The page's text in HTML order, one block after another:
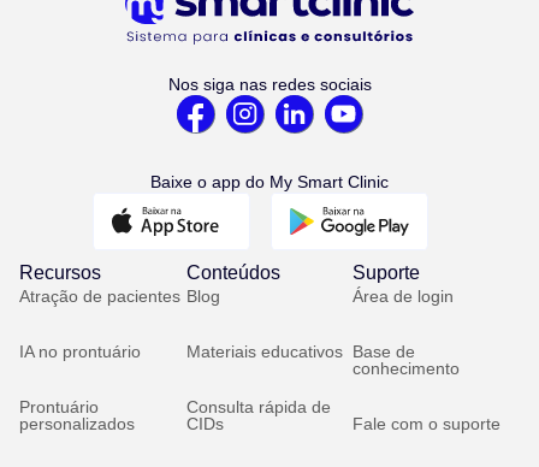
Nos siga nas redes sociais
Baixe o app do My Smart Clinic
Recursos
Atração de pacientes
IA no prontuário
Prontuário
personalizados
Conteúdos
Blog
Materiais educativos
Consulta rápida de
CIDs
Suporte
Área de login
Base de
conhecimento
Fale com o suporte